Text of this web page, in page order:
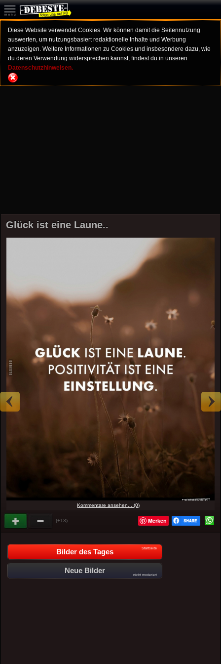
Diese Website verwendet Cookies. Wir können damit die Seitennutzung
auswerten, um nutzungsbasiert redaktionelle Inhalte und Werbung
anzuzeigen. Weitere Informationen zu Cookies und insbesondere dazu, wie
du deren Verwendung widersprechen kannst, findest du in unseren
Datenschutzhinweisen.
Glück ist eine Laune..
Kommentare ansehen... (0)
(+13) Merken
Bilder des Tages Startseite
Neue Bilder
nicht moderiert